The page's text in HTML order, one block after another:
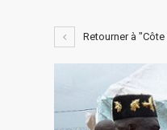
Retourner à